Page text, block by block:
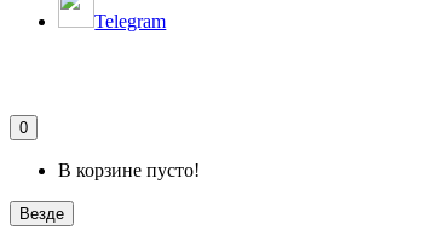
Telegram
0
В корзине пусто!
Везде